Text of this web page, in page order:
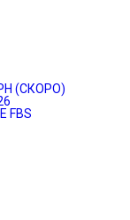
(СКОРО)
FBS